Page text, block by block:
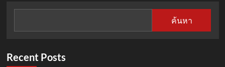
เช้า
ง่าย
ค้นหา
Recent Posts